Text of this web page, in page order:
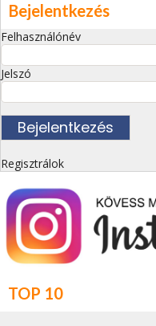
Bejelentkezés
Felhasználónév
Jelszó
Regisztrálok
TOP 10